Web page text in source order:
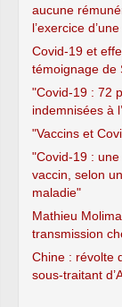
aucune
l’exercice
Covid-19 et
témoignage de
"Covid-19 : 72
indemnisées à
"Vaccins et
"Covid-19 :
vaccin, selon
maladie"
Mathieu
transmission
Chine : révolte
sous-traitant